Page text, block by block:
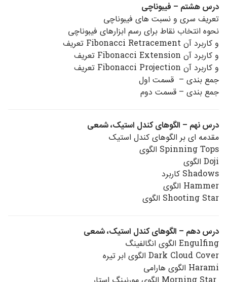
درس هشتم – فیبوناچی
تعریف سری و نسبت های فیبوناچی
نحوه انتخاب نقاط برای رسم ابزارهای فیبوناچی
و کاربرد آن Fibonacci Retracement تعریف
و کاربرد آن Fibonacci Extension تعریف
و کاربرد آن Fibonacci Projection تعریف
جمع بندی – قسمت اول
جمع بندی – قسمت دوم
درس نهم – الگوهای کندل استیک، شمعی
مقدمه ای بر الگوهای کندل استیک
Spinning Tops الگوی
Doji الگوی
Shadows کاربرد
Hammer الگوی
Shooting Star الگوی
درس دهم – الگوهای کندل استیک، شمعی
Engulfing الگوی انگالفینگ
Dark Cloud Cover الگوی ابر تیره
Harami الگوی هارامی